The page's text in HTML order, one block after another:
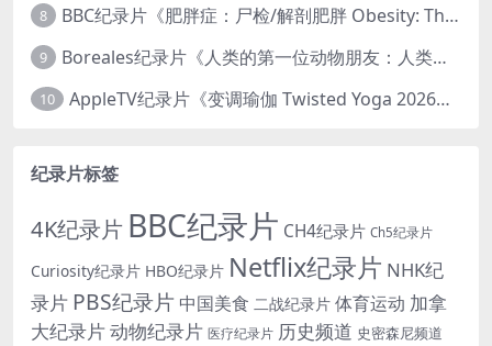
8 BBC纪录片《肥胖症：尸检/解剖肥胖 Obesity: The Post Mortem 2016》英语中英双字 无水印纯净版 1080P/MKV/1.03G
9 Boreales纪录片《人类的第一位动物朋友：人类和狗的神奇故事 Man’s First Friend 2018》英语中英双字 1080P/MP4/1.8G 狗的神奇故事
10 AppleTV纪录片《变调瑜伽 Twisted Yoga 2026》全3集 英语中英双字 无水印纯净版 1080P/MKV/10G 瑜伽大师背后的真相
纪录片标签
4K纪录片 BBC纪录片 CH4纪录片 Ch5纪录片
Curiosity纪录片 HBO纪录片 Netflix纪录片 NHK纪
录片 PBS纪录片 中国美食 二战纪录片 体育运动 加拿
大纪录片动物纪录片 医疗纪录片 历史频道 史密森尼频道